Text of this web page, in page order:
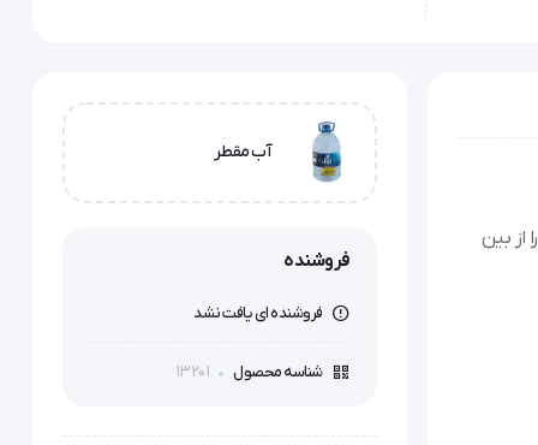
از بین
آب مقطر
فروشنده
فروشنده ای یافت نشد
شناسه محصول 13201